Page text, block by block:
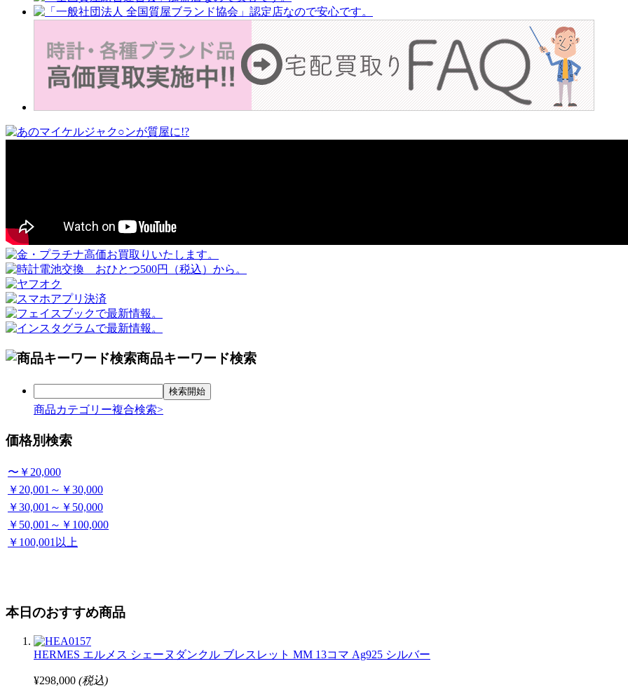
商品キーワード検索
商品カテゴリー複合検索>
価格別検索
〜￥20,000
￥20,001～￥30,000
￥30,001～￥50,000
￥50,001～￥100,000
￥100,001以上
本日のおすすめ商品
HERMES エルメス シェーヌダンクル ブレスレット MM 13コマ Ag925 シルバー
¥298,000 (税込)